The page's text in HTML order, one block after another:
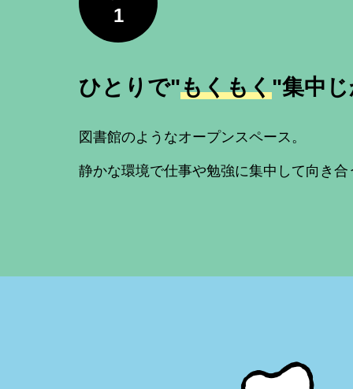
1
ひとりで"もくもく"集中
図書館のようなオープンスペース。
静かな環境で仕事や勉強に集中して向き